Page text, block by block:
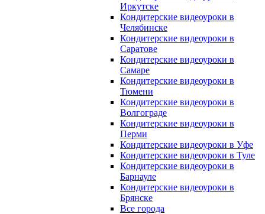
Иркутске
Кондитерские видеоуроки в
Челябинске
Кондитерские видеоуроки в
Саратове
Кондитерские видеоуроки в
Самаре
Кондитерские видеоуроки в
Тюмени
Кондитерские видеоуроки в
Волгограде
Кондитерские видеоуроки в
Перми
Кондитерские видеоуроки в Уфе
Кондитерские видеоуроки в Туле
Кондитерские видеоуроки в
Барнауле
Кондитерские видеоуроки в
Брянске
Все города